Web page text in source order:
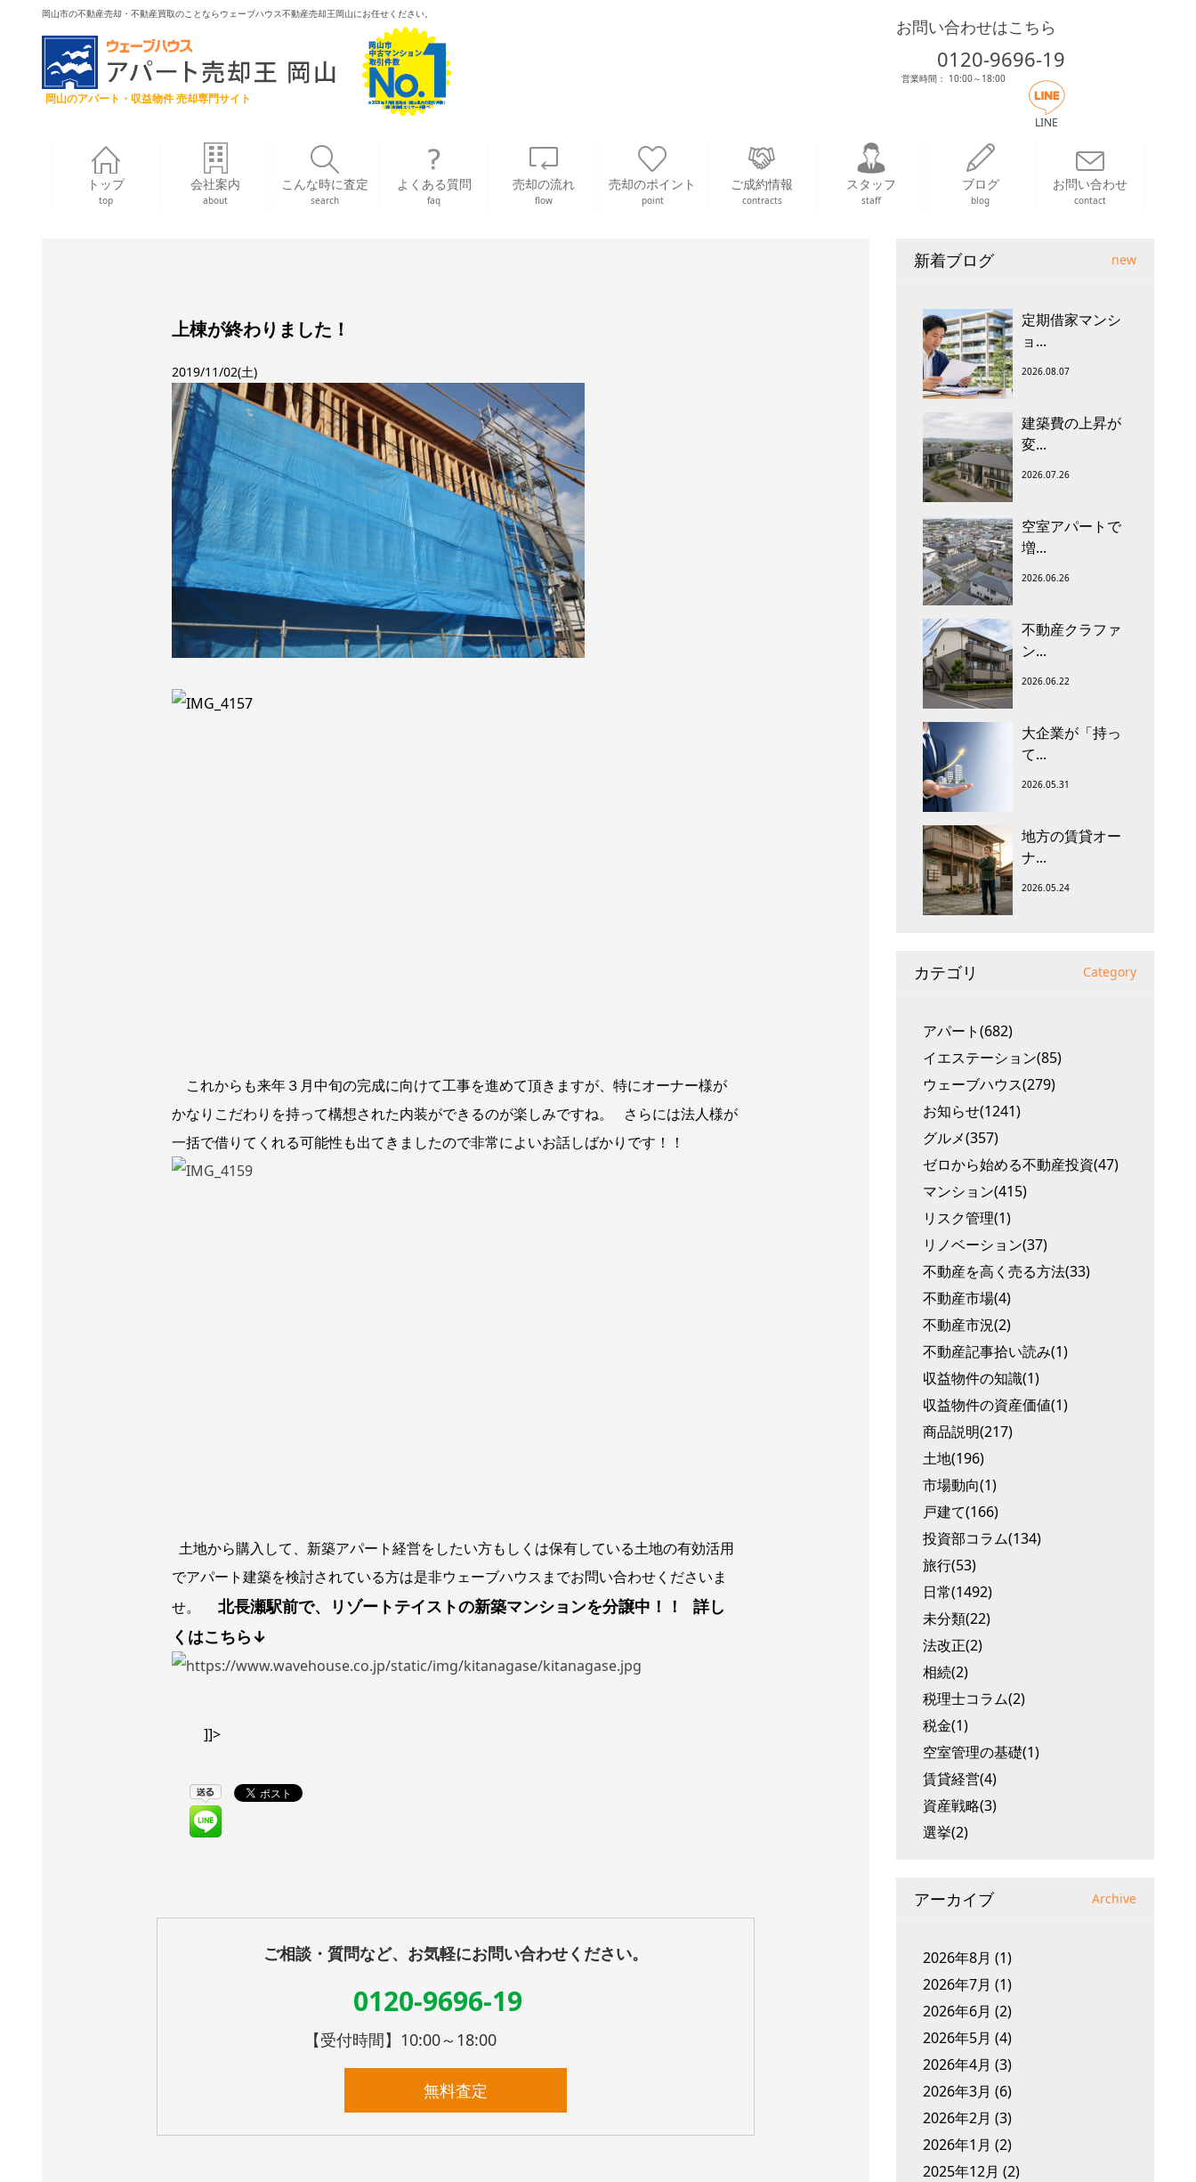
岡山市の不動産売却・不動産買取のことならウェーブハウス不動産売却王岡山にお任せください。
岡山のアパート・収益物件 売却専門サイト
お問い合わせはこちら
0120-9696-19
営業時間： 10:00～18:00
LINE
トップ
top
会社案内
about
こんな時に査定
search
よくある質問
faq
売却の流れ
flow
売却のポイント
point
ご成約情報
contracts
スタッフ
staff
ブログ
blog
お問い合わせ
contact
上棟が終わりました！
2019/11/02(土)
これからも来年３月中旬の完成に向けて工事を進めて頂きますが、特にオーナー様が
かなりこだわりを持って構想された内装ができるのが楽しみですね。 さらには法人様が
一括で借りてくれる可能性も出てきましたので非常によいお話しばかりです！！
土地から購入して、新築アパート経営をしたい方もしくは保有している土地の有効活用
でアパート建築を検討されている方は是非ウェーブハウスまでお問い合わせくださいま
せ。 北長瀬駅前で、リゾートテイストの新築マンションを分譲中！！
詳し
くはこちら↓
]]>
ご相談・質問など、お気軽にお問い合わせください。
0120-9696-19
【受付時間】10:00～18:00
無料査定
新着ブログ new
定期借家マンシ
ョ...
2026.08.07
建築費の上昇が
変...
2026.07.26
空室アパートで
増...
2026.06.26
不動産クラファ
ン...
2026.06.22
大企業が「持っ
て...
2026.05.31
地方の賃貸オー
ナ...
2026.05.24
カテゴリ Category
アパート(682)
イエステーション(85)
ウェーブハウス(279)
お知らせ(1241)
グルメ(357)
ゼロから始める不動産投資(47)
マンション(415)
リスク管理(1)
リノベーション(37)
不動産を高く売る方法(33)
不動産市場(4)
不動産市況(2)
不動産記事拾い読み(1)
収益物件の知識(1)
収益物件の資産価値(1)
商品説明(217)
土地(196)
市場動向(1)
戸建て(166)
投資部コラム(134)
旅行(53)
日常(1492)
未分類(22)
法改正(2)
相続(2)
税理士コラム(2)
税金(1)
空室管理の基礎(1)
賃貸経営(4)
資産戦略(3)
選挙(2)
アーカイブ Archive
2026年8月 (1)
2026年7月 (1)
2026年6月 (2)
2026年5月 (4)
2026年4月 (3)
2026年3月 (6)
2026年2月 (3)
2026年1月 (2)
2025年12月 (2)